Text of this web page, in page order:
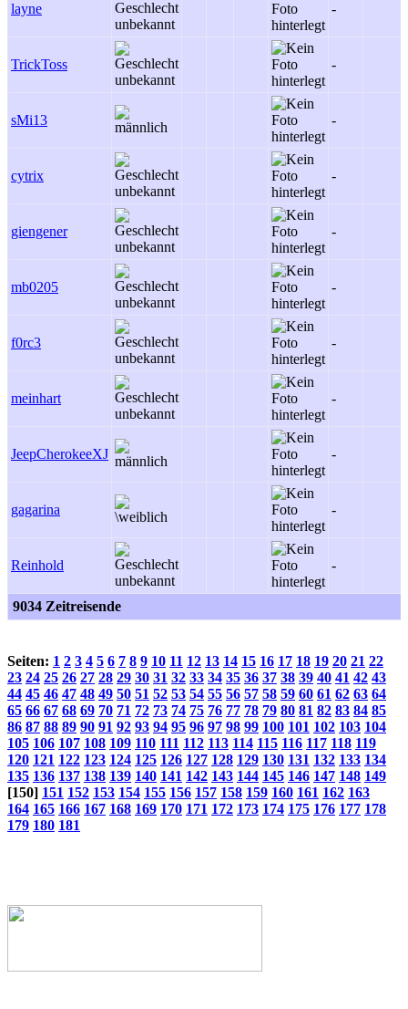
layne -
TrickToss -
sMi13 -
cytrix -
giengener -
mb0205 -
f0rc3 -
meinhart -
JeepCherokeeXJ -
gagarina -
Reinhold -
9034 Zeitreisende
Seiten: 1 2 3 4 5 6 7 8 9 10 11 12 13 14 15 16 17 18 19 20 21 22
23 24 25 26 27 28 29 30 31 32 33 34 35 36 37 38 39 40 41 42 43
44 45 46 47 48 49 50 51 52 53 54 55 56 57 58 59 60 61 62 63 64
65 66 67 68 69 70 71 72 73 74 75 76 77 78 79 80 81 82 83 84 85
86 87 88 89 90 91 92 93 94 95 96 97 98 99 100 101 102 103 104
105 106 107 108 109 110 111 112 113 114 115 116 117 118 119
120 121 122 123 124 125 126 127 128 129 130 131 132 133 134
135 136 137 138 139 140 141 142 143 144 145 146 147 148 149
[150] 151 152 153 154 155 156 157 158 159 160 161 162 163
164 165 166 167 168 169 170 171 172 173 174 175 176 177 178
179 180 181